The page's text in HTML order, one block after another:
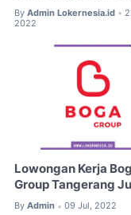
By Admin Lokernesia.id •
2022
Lowongan Kerja
Group Tangerang
By Admin • 09 Jul, 2022